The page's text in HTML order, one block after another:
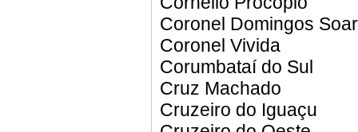
Coronel Domingos
Coronel Vivida
Corumbataí do Sul
Cruz Machado
Cruzeiro do Iguaçu